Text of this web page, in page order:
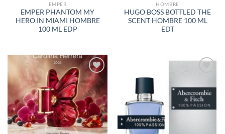
EMPER
EMPER PHANTOM MY
HERO IN MIAMI HOMBRE
100 ML EDP
HOMBRE
HUGO BOSS BOTTLED THE
SCENT HOMBRE 100 ML
EDT
AÑADIR
A LA
LISTA
DE
DESEOS
A LA
LISTA
DE